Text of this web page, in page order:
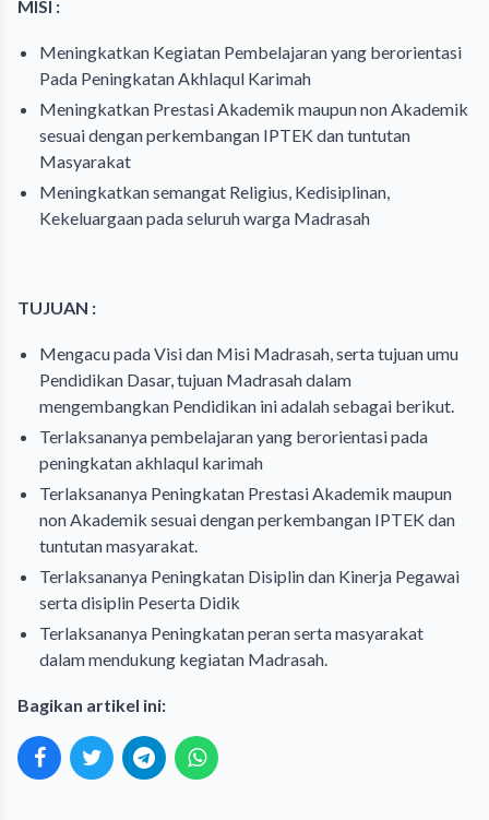
MISI :
Meningkatkan Kegiatan Pembelajaran yang berorientasi
Pada Peningkatan Akhlaqul Karimah
Meningkatkan Prestasi Akademik maupun non Akademik
sesuai dengan perkembangan IPTEK dan tuntutan
Masyarakat
Meningkatkan semangat Religius, Kedisiplinan,
Kekeluargaan pada seluruh warga Madrasah
TUJUAN :
Mengacu pada Visi dan Misi Madrasah, serta tujuan umu
Pendidikan Dasar, tujuan Madrasah dalam
mengembangkan Pendidikan ini adalah sebagai berikut.
Terlaksananya pembelajaran yang berorientasi pada
peningkatan akhlaqul karimah
Terlaksananya Peningkatan Prestasi Akademik maupun
non Akademik sesuai dengan perkembangan IPTEK dan
tuntutan masyarakat.
Terlaksananya Peningkatan Disiplin dan Kinerja Pegawai
serta disiplin Peserta Didik
Terlaksananya Peningkatan peran serta masyarakat
dalam mendukung kegiatan Madrasah.
Bagikan artikel ini: